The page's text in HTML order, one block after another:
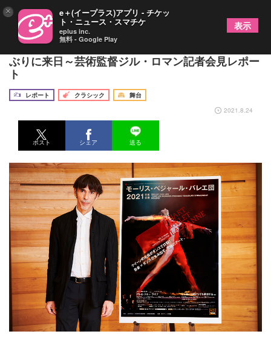
モーリス・ベジャール・バレエ団が2021年秋、4年
ぶりに来日～芸術監督ジル・ロマン記者会見レポー
ト
レポート クラシック
舞台
2021.8.24
ポスト シェア 送る
× e＋(イープラス)アプリ - チケッ
ト・ニュース・スマチケ
eplus inc.
無料 - Google Play
表示